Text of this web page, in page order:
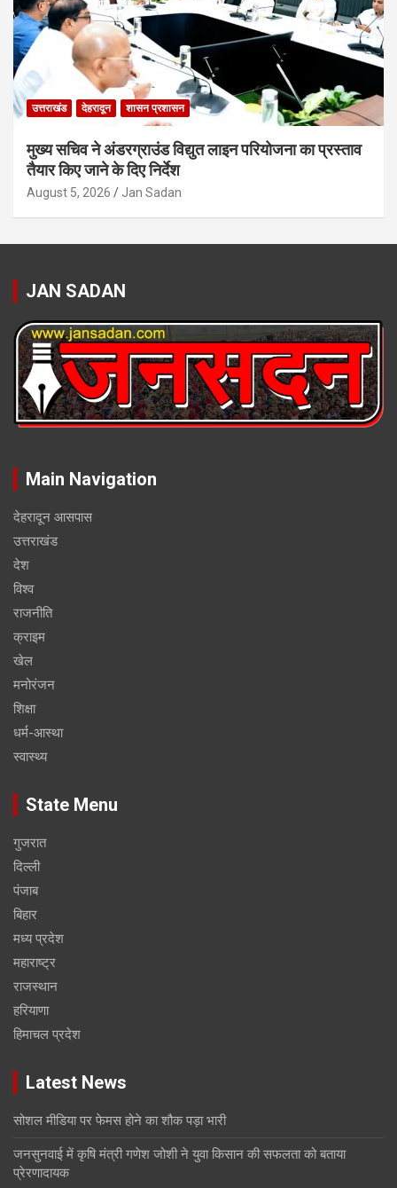
उत्तराखंड देहरादून शासन प्रशासन
मुख्य सचिव ने अंडरग्राउंड विद्युत लाइन परियोजना का प्रस्ताव
तैयार किए जाने के दिए निर्देश
August 5, 2026 Jan Sadan
JAN SADAN
Main Navigation
देहरादून आसपास
उत्तराखंड
देश
विश्व
राजनीति
क्राइम
खेल
मनोरंजन
शिक्षा
धर्म-आस्था
स्वास्थ्य
State Menu
गुजरात
दिल्ली
पंजाब
बिहार
मध्य प्रदेश
महाराष्ट्र
राजस्थान
हरियाणा
हिमाचल प्रदेश
Latest News
सोशल मीडिया पर फेमस होने का शौक पड़ा भारी
जनसुनवाई में कृषि मंत्री गणेश जोशी ने युवा किसान की सफलता को बताया
प्रेरणादायक